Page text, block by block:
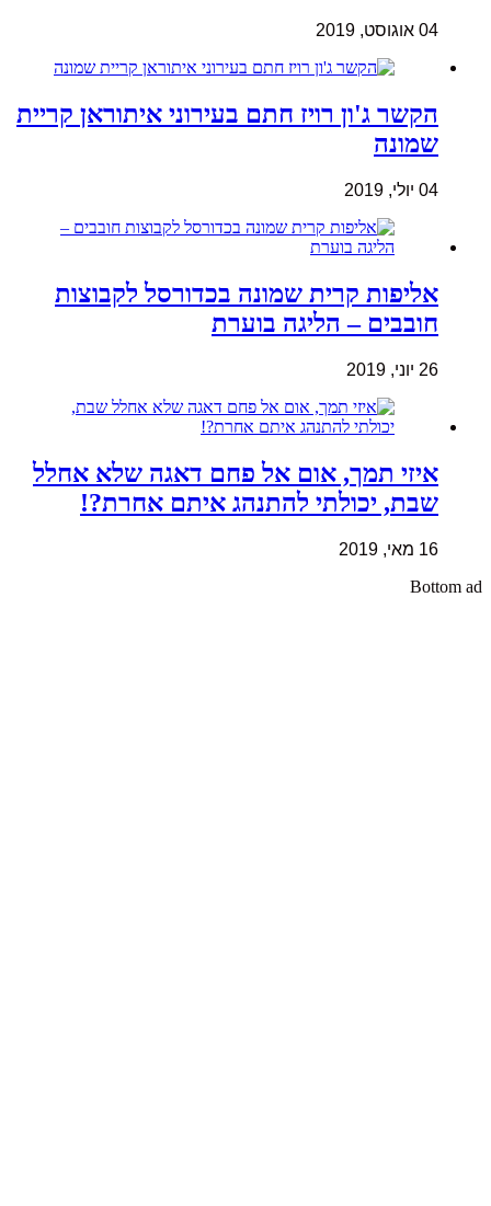
04 אוגוסט, 2019
הקשר ג'ון רויז חתם בעירוני איתוראן קריית
שמונה
04 יולי, 2019
אליפות קרית שמונה בכדורסל לקבוצות
חובבים – הליגה בוערת
26 יוני, 2019
איזי תמך, אום אל פחם דאגה שלא אחלל
שבת, יכולתי להתנהג איתם אחרת?!
16 מאי, 2019
Bottom ad